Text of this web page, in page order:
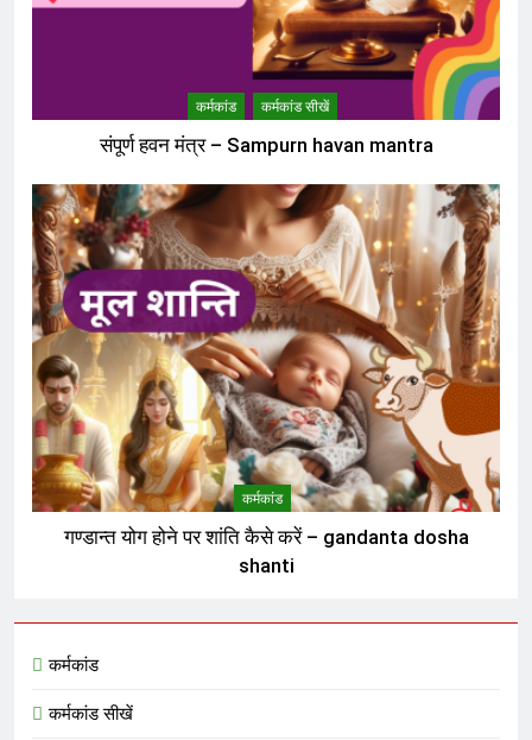
कर्मकांड कर्मकांड सीखें
संपूर्ण हवन मंत्र – Sampurn havan mantra
कर्मकांड
गण्डान्त योग होने पर शांति कैसे करें – gandanta dosha
shanti
कर्मकांड
कर्मकांड सीखें